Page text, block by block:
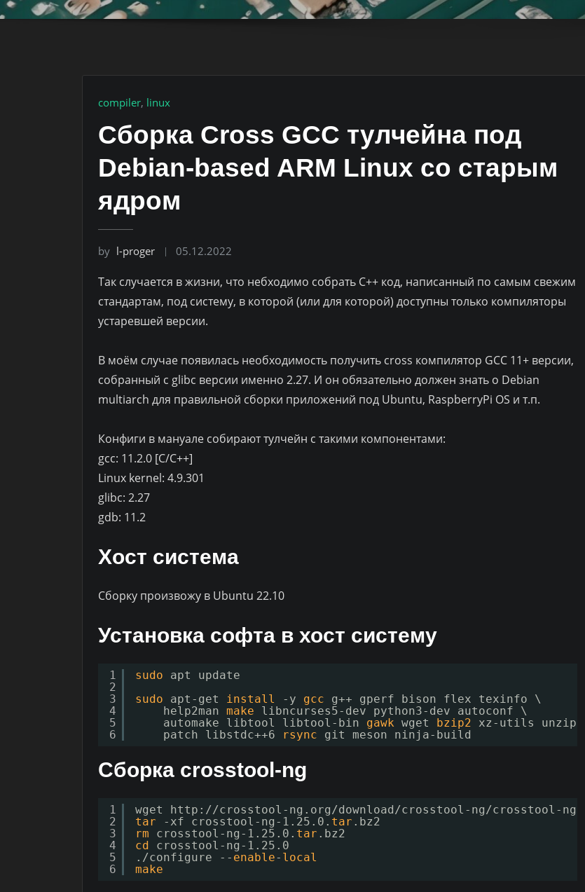
compiler, linux
Сборка Cross GCC тулчейна под
Debian-based ARM Linux со старым
ядром
by l-proger 05.12.2022
Так случается в жизни, что небходимо собрать С++ код, написанный по самым свежим
стандартам, под систему, в которой (или для которой) доступны только компиляторы
устаревшей версии.
В моём случае появилась необходимость получить cross компилятор GCC 11+ версии,
собранный с glibc версии именно 2.27. И он обязательно должен знать о Debian
multiarch для правильной сборки приложений под Ubuntu, RaspberryPi OS и т.п.
Конфиги в мануале собирают тулчейн с такими компонентами:
gcc: 11.2.0 [C/C++]
Linux kernel: 4.9.301
glibc: 2.27
gdb: 11.2
Хост система
Сборку произвожу в Ubuntu 22.10
Установка софта в хост систему
1
2
3
4
5
6
sudo
apt update
sudo
apt-get install -y gcc
g++ gperf bison flex texinfo \
help2man make
libncurses5-dev python3-dev autoconf \
automake libtool libtool-bin gawk wget bzip2
xz-utils unzip \
patch libstdc++6
rsync git meson ninja-build
Сборка crosstool-ng
1
2
3
4
5
6
wget http: //crosstool-ng .org/download/crosstool-ng/crosstool-ng-1
tar
-xf crosstool-ng-1.25.0. tar .bz2
rm
crosstool-ng-1.25.0. tar .bz2
cd
crosstool-ng-1.25.0
. /configure -- enable- local
make